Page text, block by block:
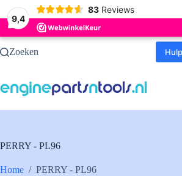
9,4
83 Reviews
Ga
naarZoeken
PERRY - PL96
Home / PERRY - PL96